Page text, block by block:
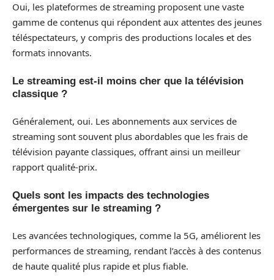
Oui, les plateformes de streaming proposent une vaste
gamme de contenus qui répondent aux attentes des jeunes
téléspectateurs, y compris des productions locales et des
formats innovants.
Le streaming est-il moins cher que la télévision
classique ?
Généralement, oui. Les abonnements aux services de
streaming sont souvent plus abordables que les frais de
télévision payante classiques, offrant ainsi un meilleur
rapport qualité-prix.
Quels sont les impacts des technologies
émergentes sur le streaming ?
Les avancées technologiques, comme la 5G, améliorent les
performances de streaming, rendant l’accès à des contenus
de haute qualité plus rapide et plus fiable.